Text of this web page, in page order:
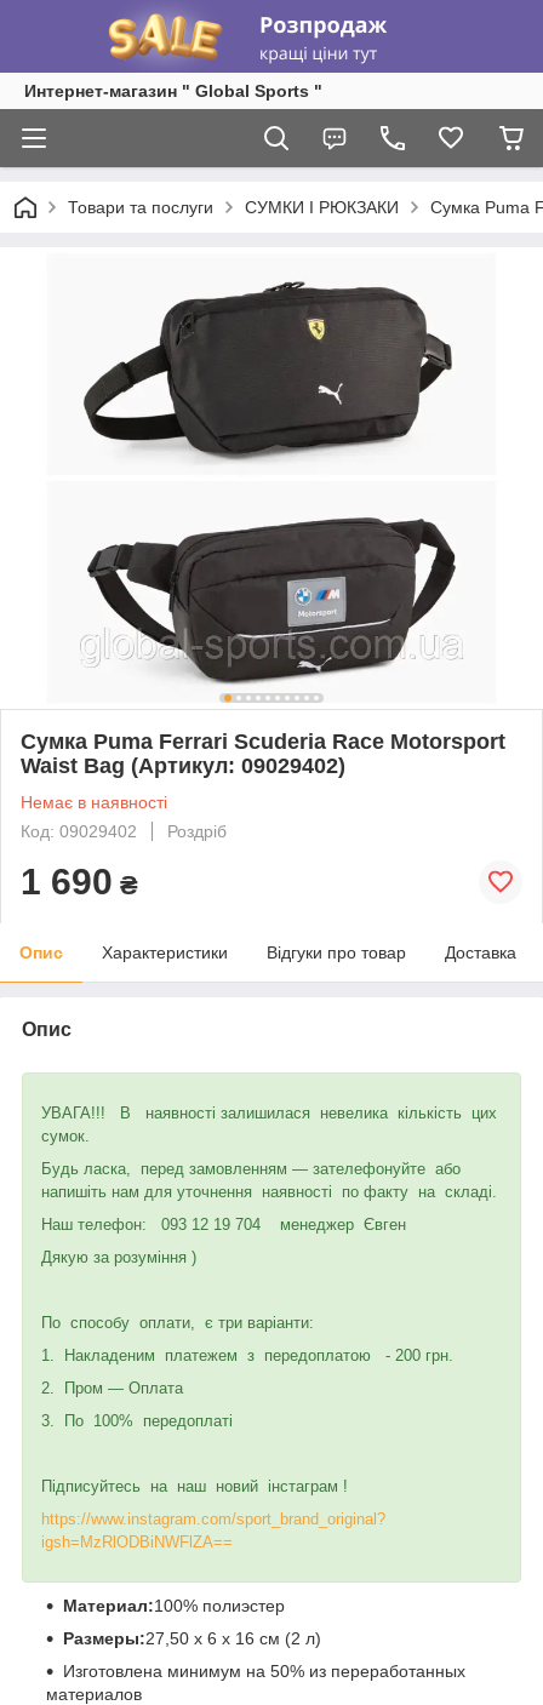
Интернет-магазин " Global Sports "
Товари та послуги СУМКИ І РЮКЗАКИ Сумка Puma
Сумка Puma Ferrari Scuderia Race Motorsport
Waist Bag (Артикул: 09029402)
Немає в наявності
Код: 09029402
Роздріб
1 690 ₴
Опис Характеристики Відгуки про товар Доставка
Опис
УВАГА!!! В наявності залишилася невелика кількість цих
сумок.
Будь ласка, перед замовленням — зателефонуйте або
напишіть нам для уточнення наявності по факту на складі.
Наш телефон: 093 12 19 704 менеджер Євген
Дякую за розуміння )
По способу оплати, є три варіанти:
1. Накладеним платежем з передоплатою - 200 грн.
2. Пром — Оплата
3. По 100% передоплаті
Підписуйтесь на наш новий інстаграм !
https://www.instagram.com/sport_brand_original?
igsh=MzRlODBiNWFlZA==
Материал:100% полиэстер
Размеры:27,50 х 6 х 16 см (2 л)
Изготовлена минимум на 50% из переработанных
материалов